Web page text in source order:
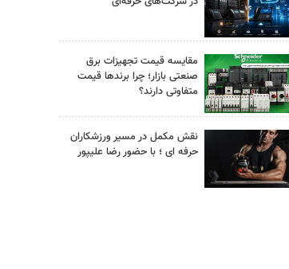
مقایسه قیمت تجهیزات برق
صنعتی بازار؛ چرا برندها قیمت
متفاوتی دارند؟
نقش مکمل در مسیر ورزشکاران
حرفه ای ؛ با حضور رضا علیپور